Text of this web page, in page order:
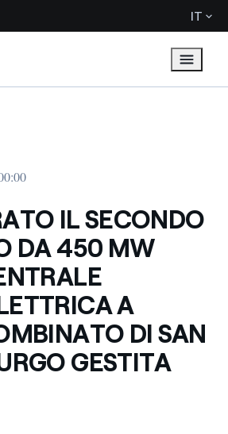
IT
IL SECONDO
DA 450 MW
A
DI SAN
GESTITA